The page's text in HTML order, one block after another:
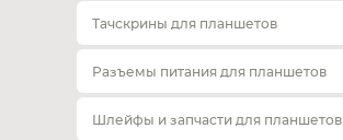
Тачскрины для планшетов
Разъемы питания для планшетов
Шлейфы и запчасти для планшетов